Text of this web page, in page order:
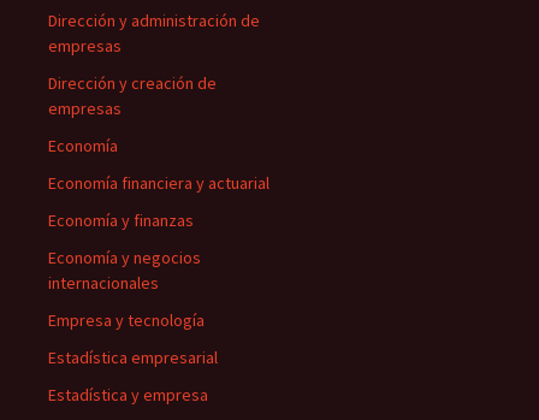
Dirección y administración de
empresas
Dirección y creación de
empresas
Economía
Economía financiera y actuarial
Economía y finanzas
Economía y negocios
internacionales
Empresa y tecnología
Estadística empresarial
Estadística y empresa